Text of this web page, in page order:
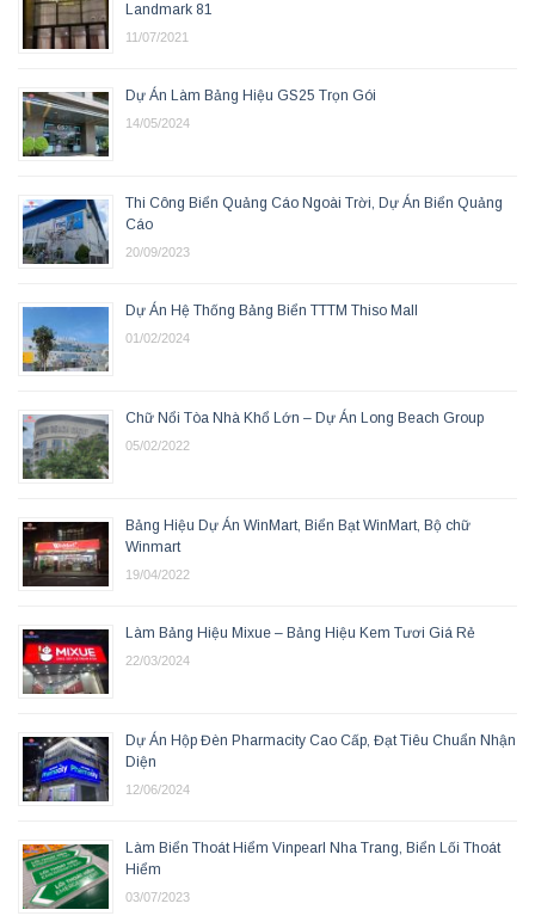
Landmark 81
11/07/2021
Dự Án Làm Bảng Hiệu GS25 Trọn Gói
14/05/2024
Thi Công Biển Quảng Cáo Ngoài Trời, Dự Án Biển Quảng
Cáo
20/09/2023
Dự Án Hệ Thống Bảng Biển TTTM Thiso Mall
01/02/2024
Chữ Nổi Tòa Nhà Khổ Lớn – Dự Án Long Beach Group
05/02/2022
Bảng Hiệu Dự Án WinMart, Biển Bạt WinMart, Bộ chữ
Winmart
19/04/2022
Làm Bảng Hiệu Mixue – Bảng Hiệu Kem Tươi Giá Rẻ
22/03/2024
Dự Án Hộp Đèn Pharmacity Cao Cấp, Đạt Tiêu Chuẩn Nhận
Diện
12/06/2024
Làm Biển Thoát Hiểm Vinpearl Nha Trang, Biển Lối Thoát
Hiểm
03/07/2023